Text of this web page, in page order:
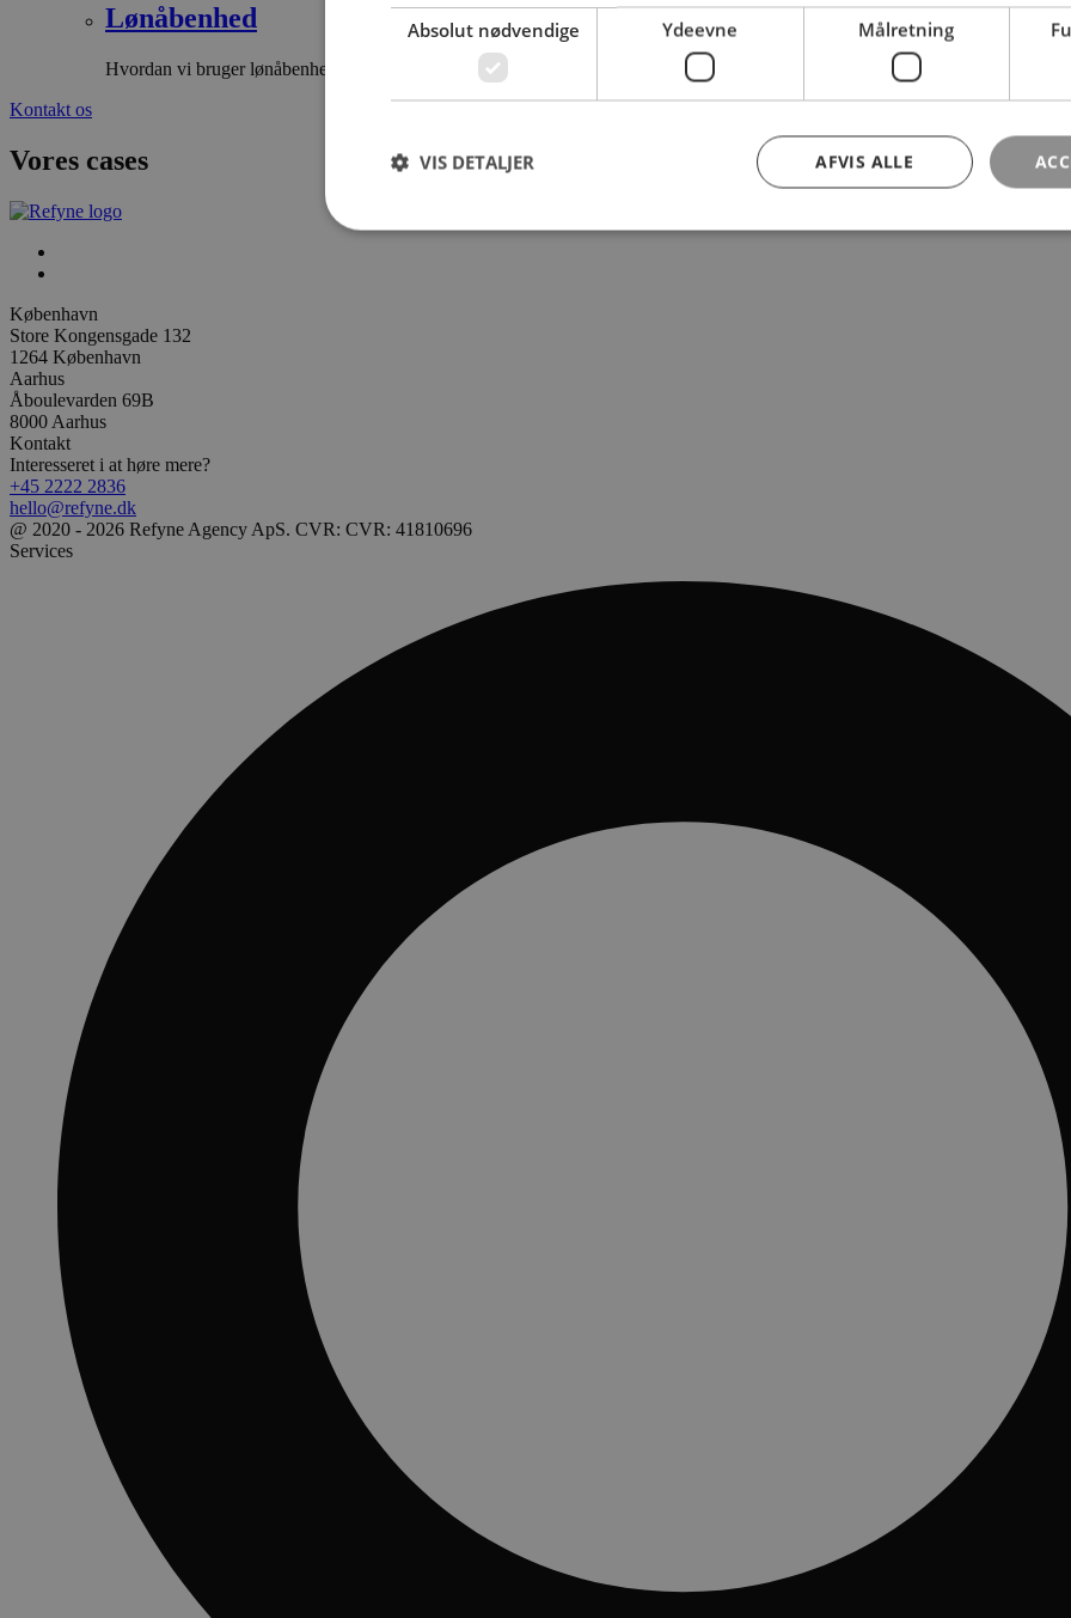
Lønåbenhed
Hvordan vi bruger lønåbenhed
Kontakt os
Vores cases
København
Store Kongensgade 132
1264 København
Aarhus
Åboulevarden 69B
8000 Aarhus
Kontakt
Interesseret i at høre mere?
+45 2222 2836
hello@refyne.dk
@ 2020 - 2026 Refyne Agency ApS. CVR: CVR: 41810696
Services
Absolut nødvendige Ydeevne Målretning
AFVIS ALLE
VIS DETALJER